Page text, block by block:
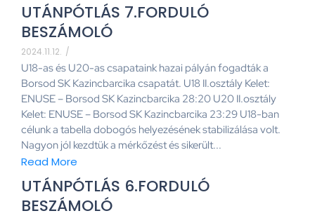
UTÁNPÓTLÁS 7.FORDULÓ
BESZÁMOLÓ
2024.11.12. /
U18-as és U20-as csapataink hazai pályán fogadták a
Borsod SK Kazincbarcika csapatát. U18 II.osztály Kelet:
ENUSE – Borsod SK Kazincbarcika 28:20 U20 II.osztály
Kelet: ENUSE – Borsod SK Kazincbarcika 23:29 U18-ban
célunk a tabella dobogós helyezésének stabilizálása volt.
Nagyon jól kezdtük a mérkőzést és sikerült...
Read More
UTÁNPÓTLÁS 6.FORDULÓ
BESZÁMOLÓ